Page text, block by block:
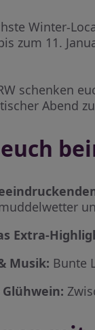
Winter-
zum 11.
schenken
Abend
Extra-
Musik: Bunte